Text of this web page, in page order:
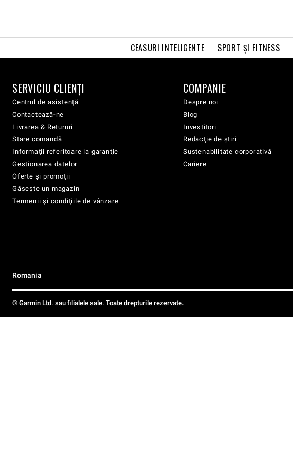
CEASURI INTELIGENTE SPORT ŞI FITNESS
SERVICIU CLIENŢI
Centrul de asistenţă
Contactează-ne
Livrarea & Retururi
Stare comandă
Informaţii referitoare la garanţie
Gestionarea datelor
Oferte şi promoţii
Găsește un magazin
Termenii şi condiţiile de vânzare
COMPANIE
Despre noi
Blog
Investitori
Redacţie de ştiri
Sustenabilitate corporativă
Cariere
Romania
© Garmin Ltd. sau filialele sale. Toate drepturile rezervate.